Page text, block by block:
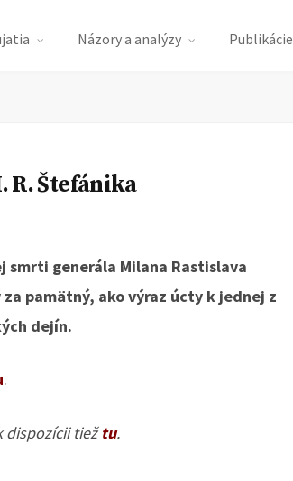
Názory a analýzy Publikácie
R. Štefánika
smrti generála Milana Rastislava
pamätný, ako výraz úcty k jednej z
dejín.
.
dispozícii tiežtu.